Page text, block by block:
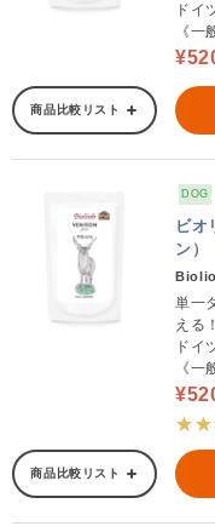
ドイ
《一
商品比較リスト
DOG
ビオ
ン）
単一
える！
ドイ
《一
商品比較リスト